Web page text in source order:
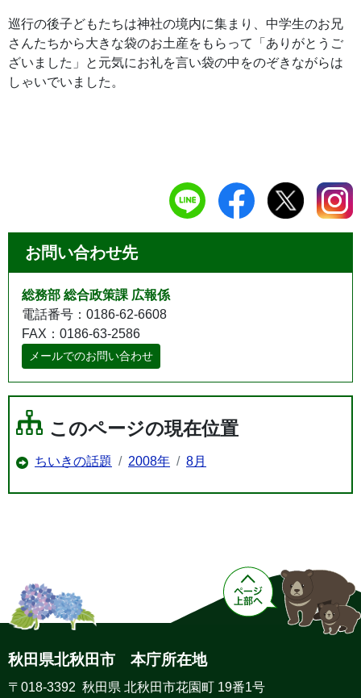
巡行の後子どもたちは神社の境内に集まり、中学生のお兄
さんたちから大きな袋のお土産をもらって「ありがとうご
ざいました」と元気にお礼を言い袋の中をのぞきながらは
しゃいでいました。
お問い合わせ先
総務部 総合政策課 広報係
電話番号：0186-62-6608
FAX：0186-63-2586
メールでのお問い合わせ
このページの現在位置
ちいきの話題 2008年 8月
秋田県北秋田市 本庁所在地
〒018-3392 秋田県 北秋田市花園町 19番1号